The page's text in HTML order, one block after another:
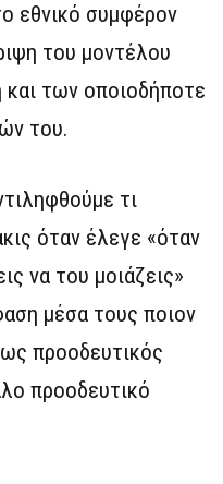
εθνικό συμφέρον
του μοντέλου
των οποιοδήποτε
του.
τι
όταν έλεγε «όταν
να του μοιάζεις»
μέσα τους ποιον
προοδευτικός
προοδευτικό